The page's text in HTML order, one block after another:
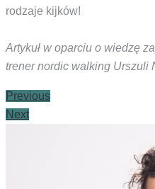
rodzaje kijków!
Artykuł w oparciu o wiedzę
trener nordic walking Urszuli
Previous
Next